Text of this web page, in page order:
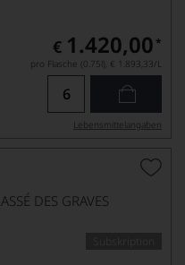
€ 1.420,00 *
pro Flasche (0.75l), € 1.893,33/L
Lebensmittel­angaben
DES GRAVES